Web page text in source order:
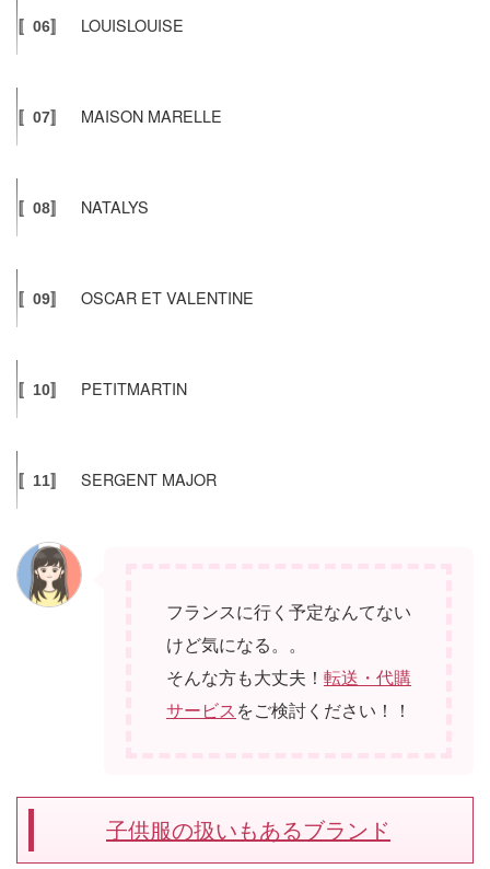
〚06〛 LOUISLOUISE
〚07〛 MAISON MARELLE
〚08〛 NATALYS
〚09〛 OSCAR ET VALENTINE
〚10〛 PETITMARTIN
〚11〛 SERGENT MAJOR
フランスに行く予定なんてない
けど気になる。。
そんな方も大丈夫！ 転送・代購
サービスをご検討ください！！
子供服の扱いもあるブランド